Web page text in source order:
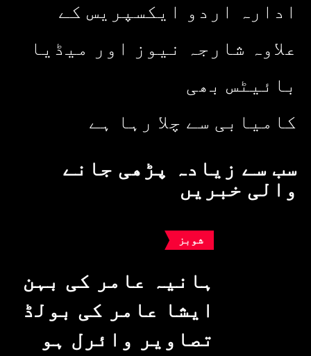
ادارہ اردو ایکسپریس کے
علاوہ شارجہ نیوز اور میڈیا
بائیٹس بھی
کامیابی سے چلا رہا ہے
سب سے زیادہ پڑھی جانے
والی خبریں
شوبز
ہانیہ عامر کی بہن
ایشا عامر کی بولڈ
تصاویر وائرل ہو